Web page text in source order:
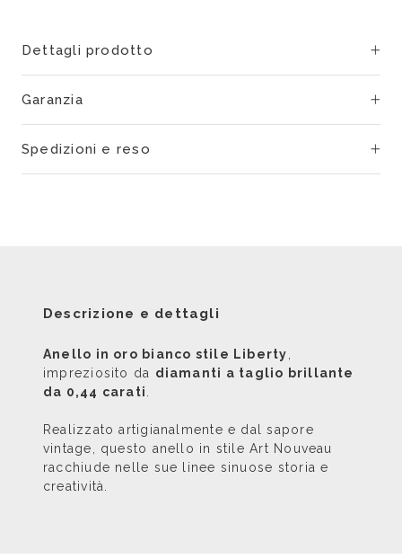
Dettagli prodotto
Garanzia
Spedizioni e reso
Descrizione e dettagli
Anello in oro bianco stile Liberty
impreziosito da diamanti a taglio brillante
da 0,44 carati
Realizzato artigianalmente e dal sapore
vintage, questo anello in stile Art Nouveau
racchiude nelle sue linee sinuose storia e
creatività.